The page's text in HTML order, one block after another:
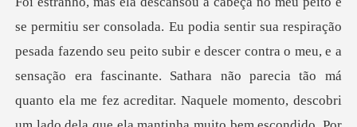
ensação era fascinante. Sathara não parecia tão má
quanto ela me fez acreditar. Naquele momento, descobri